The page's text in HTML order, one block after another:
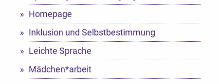
Homepage
Inklusion und Selbstbestimmung
Leichte Sprache
Mädchen*arbeit